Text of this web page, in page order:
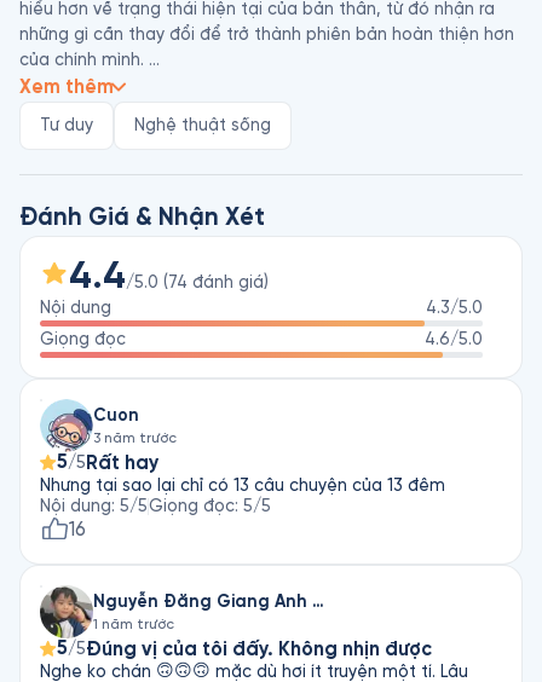
hiểu hơn về trạng thái hiện tại của bản thân, từ đó nhận ra
những gì cần thay đổi để trở thành phiên bản hoàn thiện hơn
của chính mình.
mạng sáng tác của Trung Quốc với bút danh “Dụng thời gian
của anh được mua bản quyền đăng lại trên các diễn đàn lớn
và được tạp chí “Thanh niên văn trích” chọn lọc xuất bản với
hơn 1 triệu lượt đọc.
Xem thêm
Tư duy Nghệ thuật sống
Đánh Giá & Nhận Xét
4.4/5.0 (74 đánh giá)
Nội dung
4.3/5.0
Giọng đọc
4.6/5.0
Cuon
3 năm trước
5/5 Rất hay
Nhưng tại sao lại chỉ có 13 câu chuyện của 13 đêm
Nội dung: 5/5Giọng đọc: 5/5
16
Nguyễn Đăng Giang Anh & Con Của Nguyễn Đăng Giang Anh
1 năm trước
5/5Đúng vị của tôi đấy. Không nhịn được
Nghe ko chán 🙃🙃🙃 mặc dù hơi ít truyện một tí. Lâu